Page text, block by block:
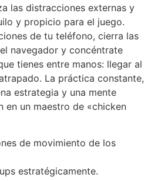
las distracciones externas y
y propicio para el juego.
de tu teléfono, cierra las
navegador y concéntrate
tienes entre manos: llegar al
La práctica constante,
estrategia y una mente
en un maestro de «chicken
de movimiento de los
estratégicamente.